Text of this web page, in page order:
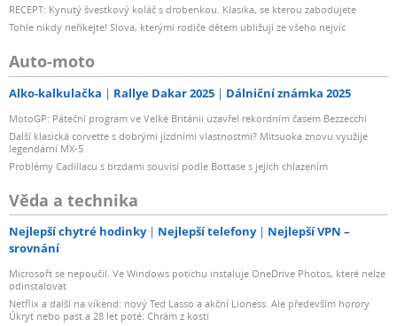
RECEPT: Kynutý švestkový koláč s drobenkou. Klasika, se kterou zabodujete
Tohle nikdy neříkejte! Slova, kterými rodiče dětem ubližují ze všeho nejvíc
Auto-moto
Alko-kalkulačka Rallye Dakar 2025 Dálniční známka 2025
MotoGP: Páteční program ve Velké Británii uzavřel rekordním časem Bezzecchi
Další klasická corvette s dobrými jízdními vlastnostmi? Mitsuoka znovu využije
legendární MX-5
Problémy Cadillacu s brzdami souvisí podle Bottase s jejich chlazením
Věda a technika
Nejlepší chytré hodinky Nejlepší telefony
Nejlepší VPN –
srovnání
Microsoft se nepoučil. Ve Windows potichu instaluje OneDrive Photos, které nelze
odinstalovat
Netflix a další na víkend: nový Ted Lasso a akční Lioness. Ale především horory
Úkryt nebo past a 28 let poté: Chrám z kostí